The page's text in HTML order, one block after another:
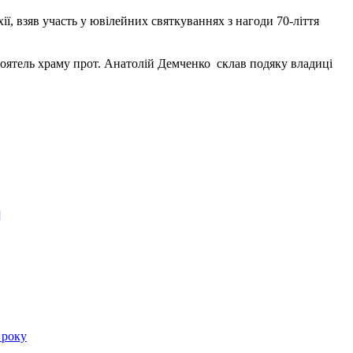
взяв участь у ювілейних святкуваннях з нагоди 70-ліття
храму прот. Анатолій Демченко склав подяку владиці